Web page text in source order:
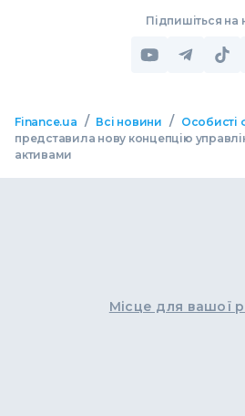
Підпишіться на
Finance.ua / Всі новини / Особисті
представила нову концепцію
активами
Місце для вашої